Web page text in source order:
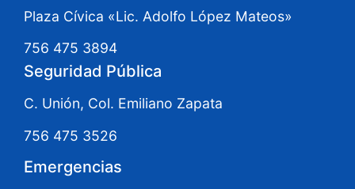
Plaza Cívica «Lic. Adolfo López Mateos»
756 475 3894
Seguridad Pública
C. Unión, Col. Emiliano Zapata
756 475 3526
Emergencias